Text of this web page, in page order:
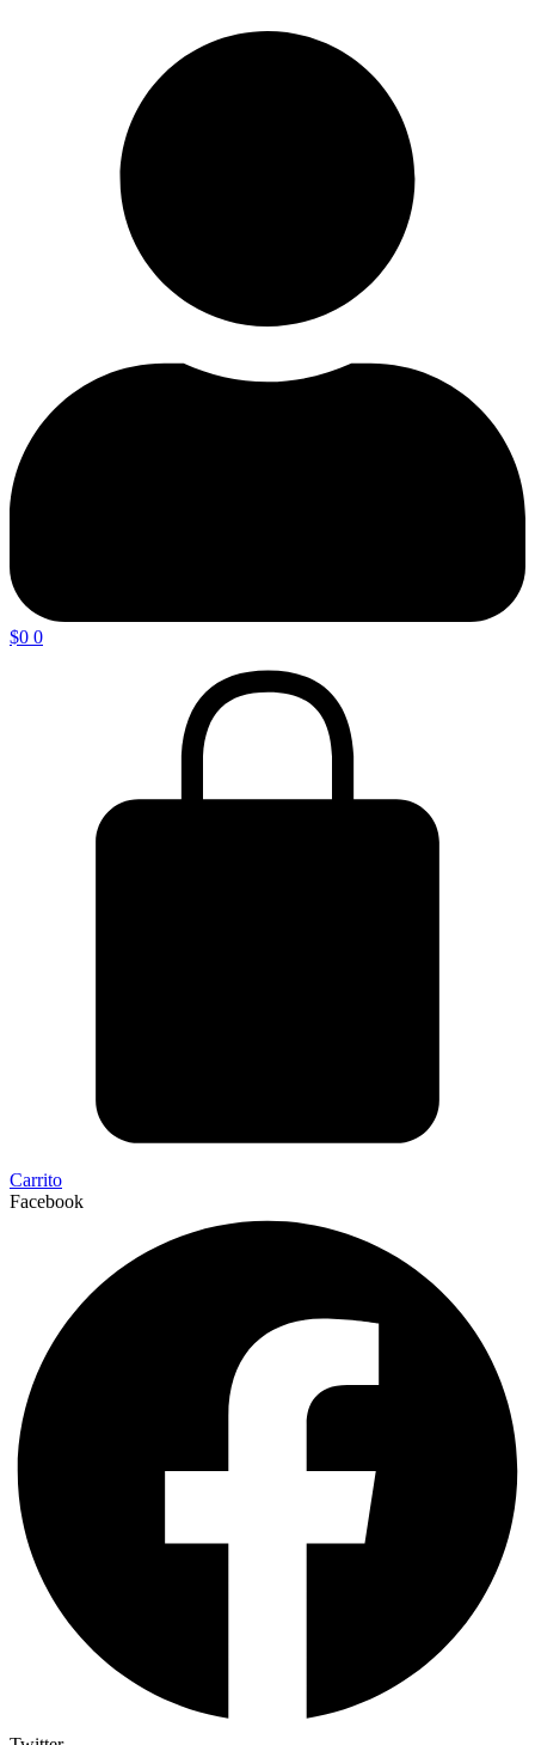
$0 0
Carrito
Facebook